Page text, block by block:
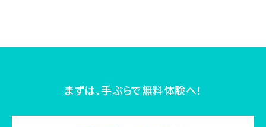
まずは、手ぶらで無料体験へ！